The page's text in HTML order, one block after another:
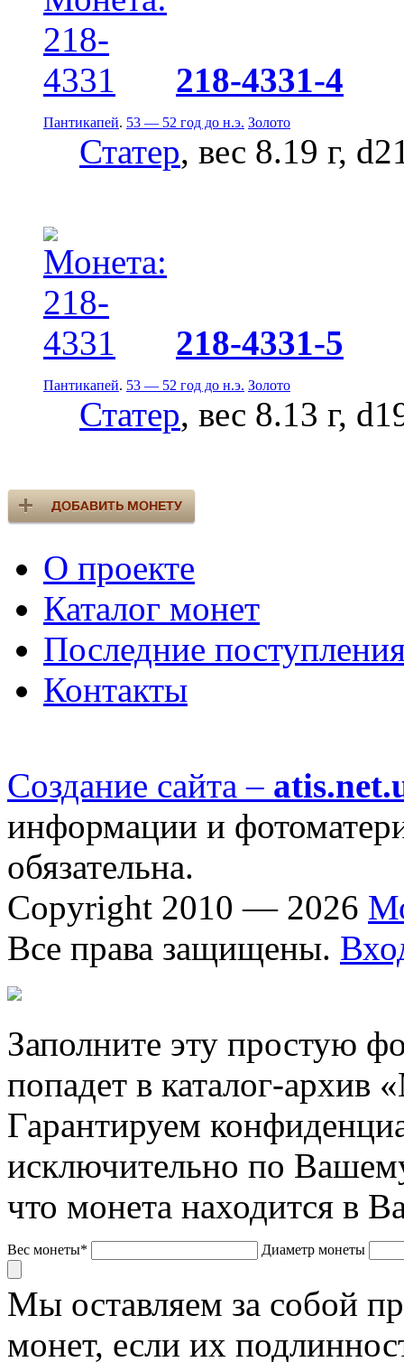
218-4331-4
Пантикапей. 53 — 52 год до н.э. Золото
Статер, вес 8.19 г,
218-4331-5
Пантикапей. 53 — 52 год до н.э. Золото
Статер, вес 8.13 г,
О проекте
Каталог монет
Последние
Контакты
Создание сайта –
информации и
обязательна.
Copyright 2010 — 2026
Все права защищены.
Заполните эту простую
попадет в каталог-архив
Гарантируем
исключительно по
что монета находится в
Вес монеты* Диаметр монеты
Мы оставляем за собой
монет, если их